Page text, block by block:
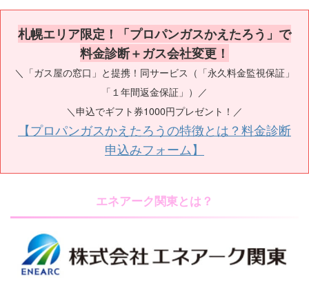
札幌エリア限定！「プロパンガスかえたろう」で
料金診断＋ガス会社変更！
＼「ガス屋の窓口」と提携！同サービス（「永久料金監視保証」
「１年間返金保証」）／
＼申込でギフト券1000円プレゼント！／
【プロパンガスかえたろうの特徴とは？料金診断
申込みフォーム】
エネアーク関東とは？